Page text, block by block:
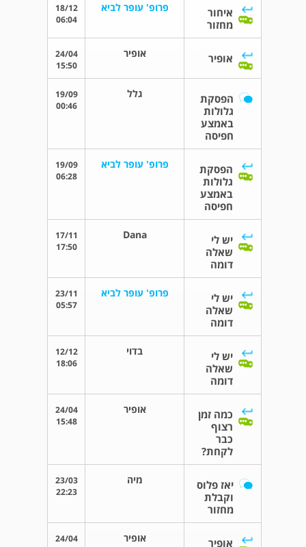
איחור
מחזור
פרופ' עופר לביא
18/12
06:04
אופיר אופיר
24/04
15:50
הפסקת
גלולות
באמצע
חפיסה
גלל
19/09
00:46
הפסקת
גלולות
באמצע
חפיסה
פרופ' עופר לביא
19/09
06:28
יש לי
שאלה
דומה
Dana
17/11
17:50
יש לי
שאלה
דומה
פרופ' עופר לביא
23/11
05:57
יש לי
שאלה
דומה
בדוי
12/12
18:06
כמה זמן
רצוף
כבר
לקחת?
אופיר
24/04
15:48
יאז פלוס
וקבלת
מחזור
מיה
23/03
22:23
אופיר אופיר
24/04